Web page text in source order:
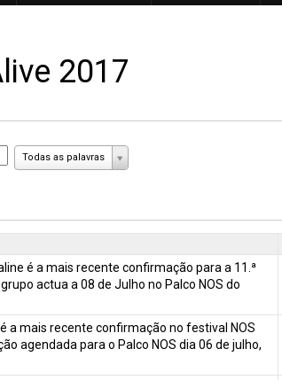
2017
Todas as palavras
é a mais recente confirmação para a 11.ª
actua a 08 de Julho no Palco NOS do
a mais recente confirmação no festival NOS
agendada para o Palco NOS dia 06 de julho,